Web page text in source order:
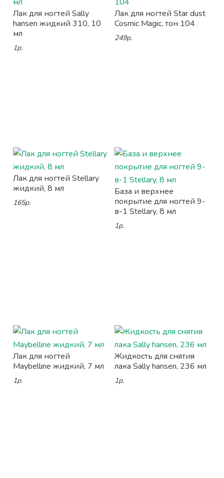
Лак для ногтей Sally
hansen жидкий 310, 10
мл
1р.
Лак для ногтей Star dust
Cosmic Magic, тон 104
249р.
Лак для ногтей Stellary
жидкий, 8 мл
165р.
База и верхнее
покрытие для ногтей 9-
в-1 Stellary, 8 мл
1р.
Лак для ногтей
Maybelline жидкий, 7 мл
1р.
Жидкость для снятия
лака Sally hansen, 236 мл
1р.